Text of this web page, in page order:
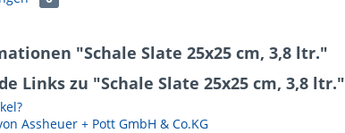
"Schale Slate 25x25 cm, 3,8 ltr."
Links zu "Schale Slate 25x25 cm, 3,8 ltr."
Assheuer + Pott GmbH & Co.KG